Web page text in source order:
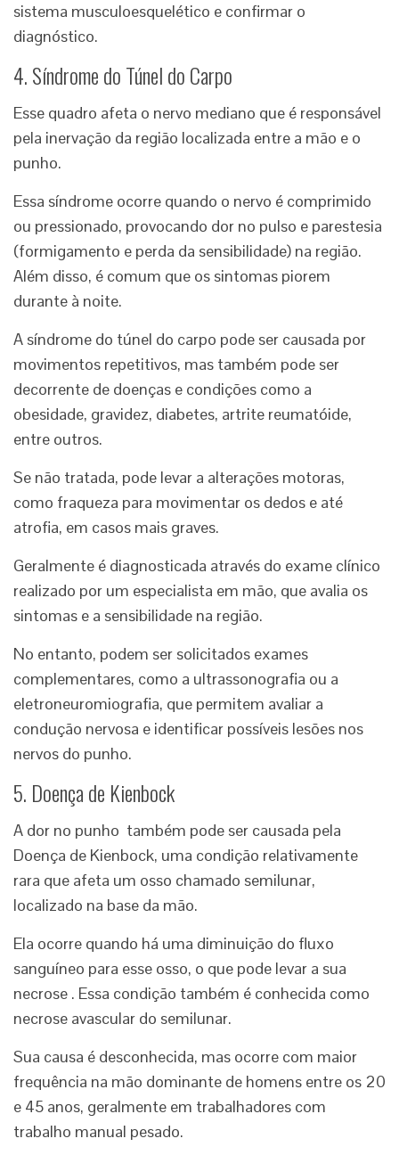
sistema musculoesquelético e confirmar o
diagnóstico.
4. Síndrome do Túnel do Carpo
Esse quadro afeta o nervo mediano que é responsável
pela inervação da região localizada entre a mão e o
punho.
Essa síndrome ocorre quando o nervo é comprimido
ou pressionado, provocando dor no pulso e parestesia
(formigamento e perda da sensibilidade) na região.
Além disso, é comum que os sintomas piorem
durante à noite.
A síndrome do túnel do carpo pode ser causada por
movimentos repetitivos, mas também pode ser
decorrente de doenças e condições como a
obesidade, gravidez, diabetes, artrite reumatóide,
entre outros.
Se não tratada, pode levar a alterações motoras,
como fraqueza para movimentar os dedos e até
atrofia, em casos mais graves.
Geralmente é diagnosticada através do exame clínico
realizado por um especialista em mão, que avalia os
sintomas e a sensibilidade na região.
No entanto, podem ser solicitados exames
complementares, como a ultrassonografia ou a
eletroneuromiografia, que permitem avaliar a
condução nervosa e identificar possíveis lesões nos
nervos do punho.
5. Doença de Kienbock
A dor no punho também pode ser causada pela
Doença de Kienbock, uma condição relativamente
rara que afeta um osso chamado semilunar,
localizado na base da mão.
Ela ocorre quando há uma diminuição do fluxo
sanguíneo para esse osso, o que pode levar a sua
necrose . Essa condição também é conhecida como
necrose avascular do semilunar.
Sua causa é desconhecida, mas ocorre com maior
frequência na mão dominante de homens entre os 20
e 45 anos, geralmente em trabalhadores com
trabalho manual pesado.